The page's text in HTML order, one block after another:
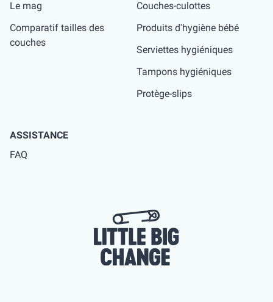
Le mag
Comparatif tailles des
couches
Couches-culottes
Produits d'hygiène bébé
Serviettes hygiéniques
Tampons hygiéniques
Protège-slips
ASSISTANCE
FAQ